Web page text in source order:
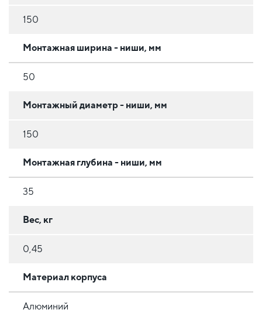
150
Монтажная ширина - ниши, мм
50
Монтажный диаметр - ниши, мм
150
Монтажная глубина - ниши, мм
35
Вес, кг
0,45
Материал корпуса
Алюминий